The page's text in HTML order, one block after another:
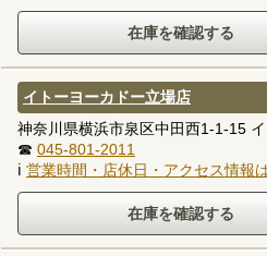
イトーヨーカドー立場店
神奈川県横浜市泉区中田西1-1-15
☎ 045-801-2011
ℹ 営業時間・店休日・アクセス情報